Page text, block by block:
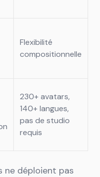
Flexibilité
compositionnelle
230+ avatars,
140+ langues,
pas de studio
requis
ne déploient pas